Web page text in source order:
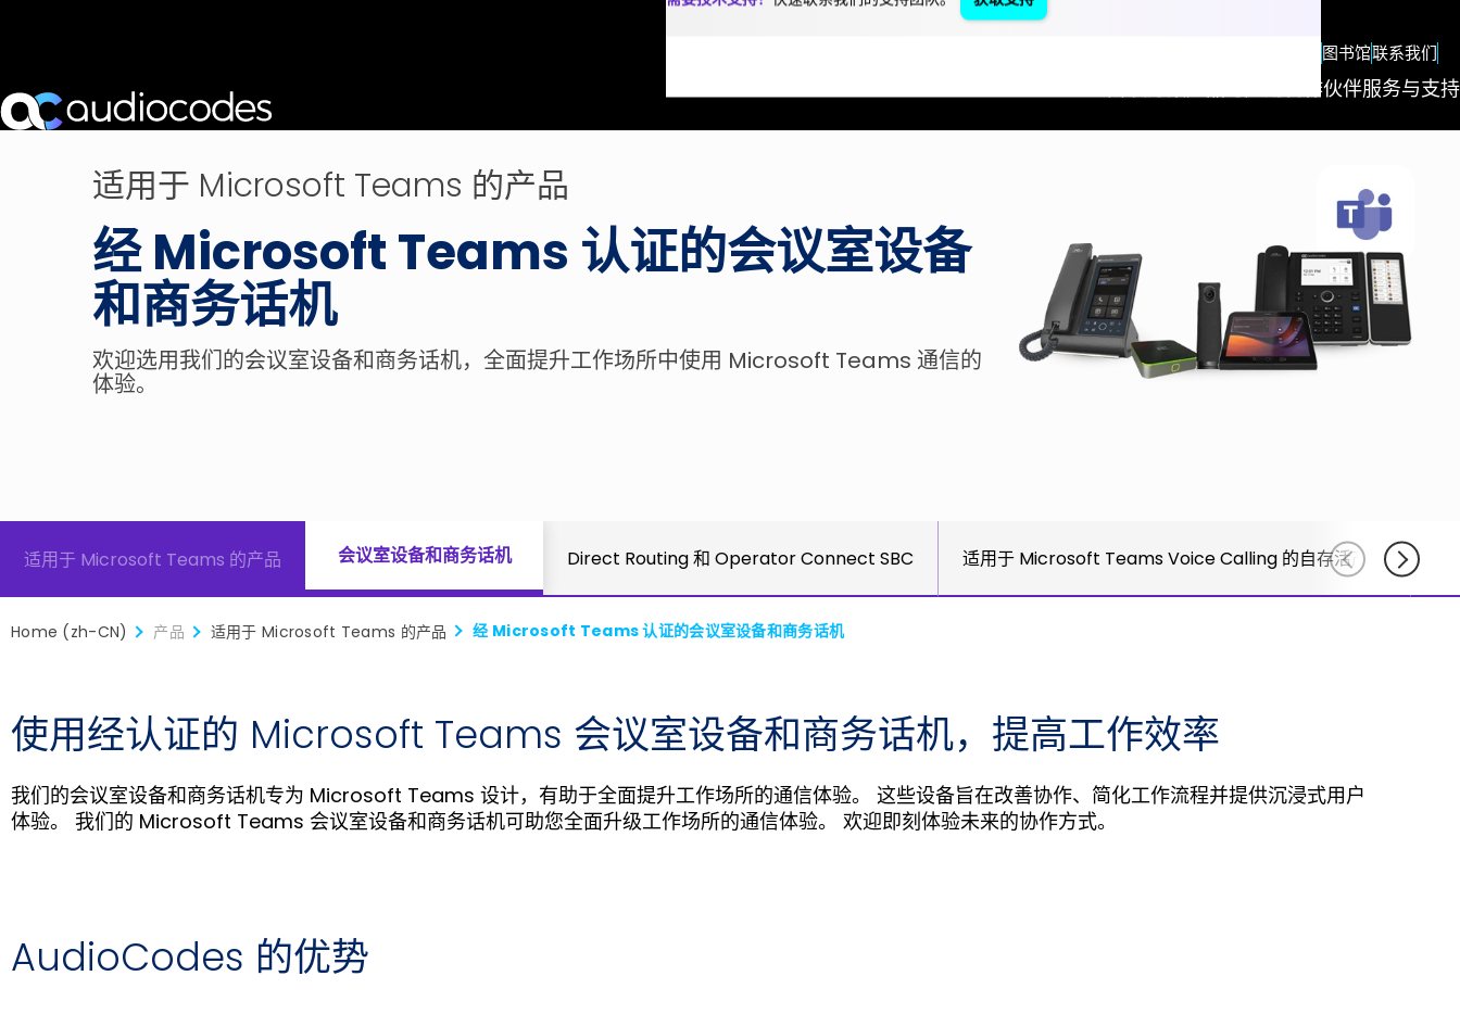
Stories
"We
measure
success
Shabtai
合作伙伴服务与支持
图书馆联系我们
适用于 Microsoft Teams 的产品
经 Microsoft Teams 认证的会议室设备
和商务话机
欢迎选用我们的会议室设备和商务话机，全面提升工作场所中使用 Microsoft Teams 通信的
体验。
适用于 Microsoft Teams 的产品 会议室设备和商务话机 Direct Routing 和 Operator Connect SBC 适用于 Microsoft Teams Voice Calling 的自存活产品
Home (zh-CN) 产品 适用于 Microsoft Teams 的产品 经 Microsoft Teams 认证的会议室设备和商务话机
使用经认证的 Microsoft Teams 会议室设备和商务话机，提高工作效率
我们的会议室设备和商务话机专为 Microsoft Teams 设计，有助于全面提升工作场所的通信体验。 这些设备旨在改善协作、简化工作流程并提供沉浸式用户
体验。 我们的 Microsoft Teams 会议室设备和商务话机可助您全面升级工作场所的通信体验。 欢迎即刻体验未来的协作方式。
AudioCodes 的优势